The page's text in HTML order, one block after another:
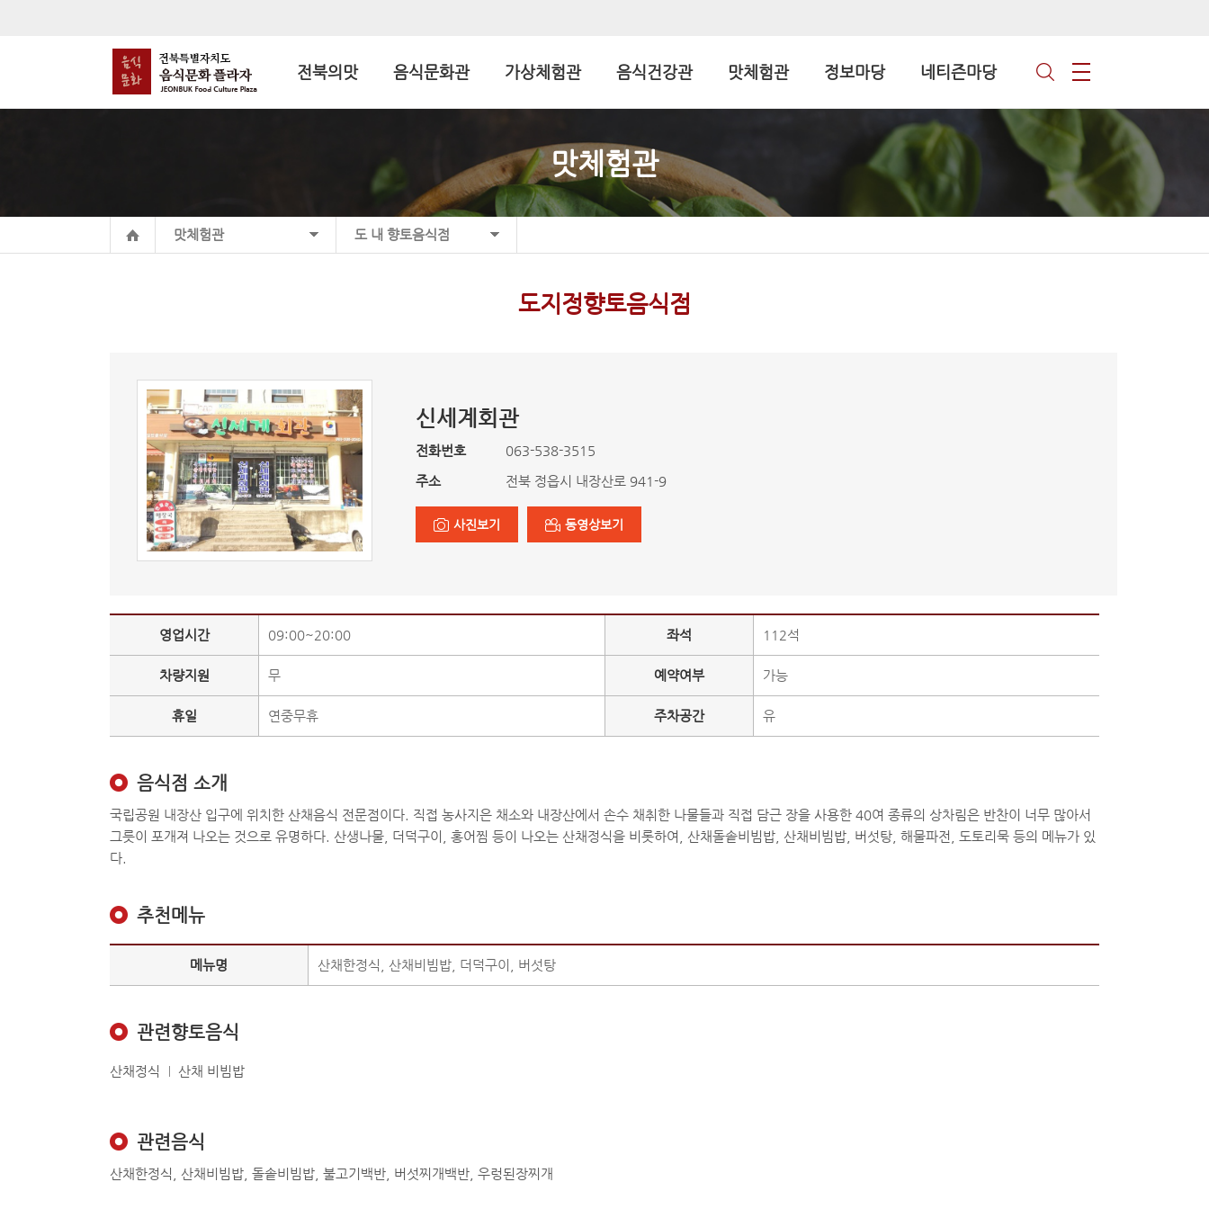
전북의맛 음식문화관 가상체험관 음식건강관 맛체험관 정보마당 네티즌마당
맛체험관
맛체험관 도 내 향토음식점
도지정향토음식점
신세계회관
전화번호
063-538-3515
주소
전북 정읍시 내장산로 941-9
사진보기 동영상보기
영업시간 09:00~20:00 좌석 112석
차량지원 무 예약여부 가능
휴일 연중무휴 주차공간 유
음식점 소개
국립공원 내장산 입구에 위치한 산채음식 전문점이다. 직접 농사지은 채소와 내장산에서 손수 채취한 나물들과 직접 담근 장을 사용한 40여 종류의 상차림은 반찬이 너무 많아서
그릇이 포개져 나오는 것으로 유명하다. 산생나물, 더덕구이, 홍어찜 등이 나오는 산채정식을 비롯하여, 산채돌솥비빔밥, 산채비빔밥, 버섯탕, 해물파전, 도토리묵 등의 메뉴가 있
다.
추천메뉴
메뉴명 산채한정식, 산채비빔밥, 더덕구이, 버섯탕
관련향토음식
산채정식 산채 비빔밥
관련음식
산채한정식, 산채비빔밥, 돌솥비빔밥, 불고기백반, 버섯찌개백반, 우렁된장찌개